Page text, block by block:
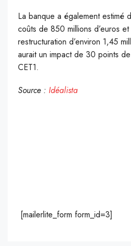
La banque a également estimé
coûts de 850 millions d’euros
restructuration d’environ 1,45
aurait un impact de 30 points
CET1.
Source : Idéalista
[mailerlite_form form_id=3]